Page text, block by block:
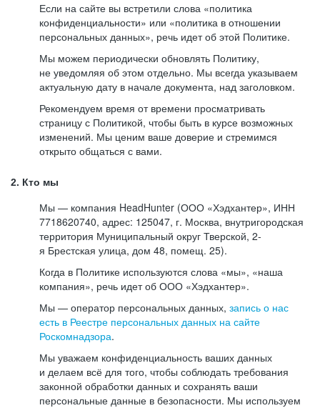
Если на сайте вы встретили слова «политика
конфиденциальности» или «политика в отношении
персональных данных», речь идет об этой Политике.
Мы можем периодически обновлять Политику,
не уведомляя об этом отдельно. Мы всегда указываем
актуальную дату в начале документа, над заголовком.
Рекомендуем время от времени просматривать
страницу с Политикой, чтобы быть в курсе возможных
изменений. Мы ценим ваше доверие и стремимся
открыто общаться с вами.
2. Кто мы
Мы — компания HeadHunter (ООО «Хэдхантер», ИНН
7718620740, адрес: 125047, г. Москва, внутригородская
территория Муниципальный округ Тверской, 2-
я Брестская улица, дом 48, помещ. 25).
Когда в Политике используются слова «мы», «наша
компания», речь идет об ООО «Хэдхантер».
Мы — оператор персональных данных, запись о нас
есть в Реестре персональных данных на сайте
Роскомнадзора.
Мы уважаем конфиденциальность ваших данных
и делаем всё для того, чтобы соблюдать требования
законной обработки данных и сохранять ваши
персональные данные в безопасности. Мы используем